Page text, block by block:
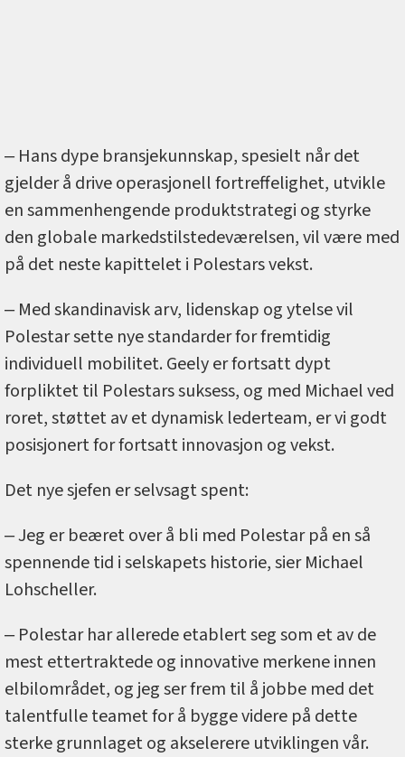
‒ Hans dype bransjekunnskap, spesielt når det
gjelder å drive operasjonell fortreffelighet, utvikle
en sammenhengende produktstrategi og styrke
den globale markedstilstedeværelsen, vil være med
på det neste kapittelet i Polestars vekst.
‒ Med skandinavisk arv, lidenskap og ytelse vil
Polestar sette nye standarder for fremtidig
individuell mobilitet. Geely er fortsatt dypt
forpliktet til Polestars suksess, og med Michael ved
roret, støttet av et dynamisk lederteam, er vi godt
posisjonert for fortsatt innovasjon og vekst.
Det nye sjefen er selvsagt spent:
‒ Jeg er beæret over å bli med Polestar på en så
spennende tid i selskapets historie, sier Michael
Lohscheller.
‒ Polestar har allerede etablert seg som et av de
mest ettertraktede og innovative merkene innen
elbilområdet, og jeg ser frem til å jobbe med det
talentfulle teamet for å bygge videre på dette
sterke grunnlaget og akselerere utviklingen vår.